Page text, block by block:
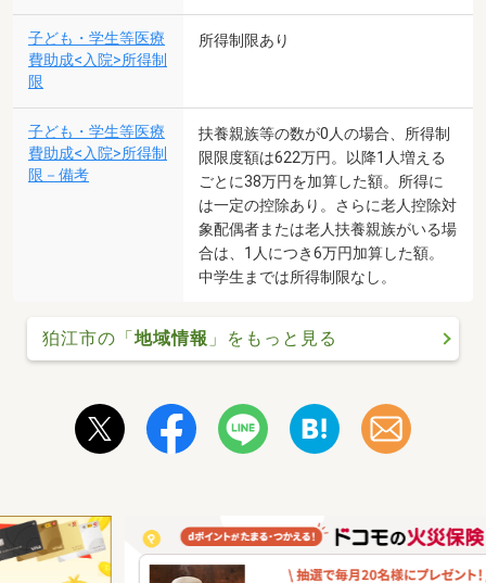
子ども・学生等医療
費助成<入院>所得制
限
所得制限あり
子ども・学生等医療
費助成<入院>所得制
限－備考
扶養親族等の数が0人の場合、所得制
限限度額は622万円。以降1人増える
ごとに38万円を加算した額。所得に
は一定の控除あり。さらに老人控除対
象配偶者または老人扶養親族がいる場
合は、1人につき6万円加算した額。
中学生までは所得制限なし。
狛江市の「地域情報 」をもっと見る